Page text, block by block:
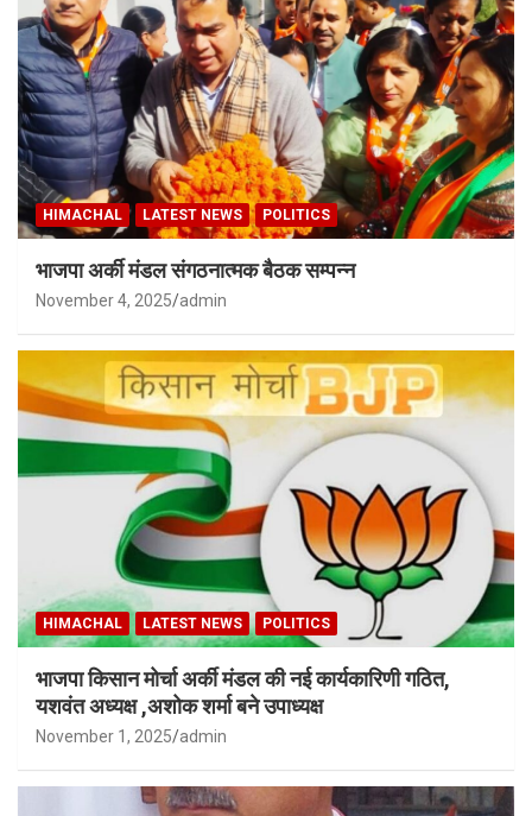
HIMACHAL LATEST NEWS POLITICS
भाजपा अर्की मंडल संगठनात्मक बैठक सम्पन्न
November 4, 2025 admin
HIMACHAL LATEST NEWS POLITICS
भाजपा किसान मोर्चा अर्की मंडल की नई कार्यकारिणी गठित,
यशवंत अध्यक्ष ,अशोक शर्मा बने उपाध्यक्ष
November 1, 2025 admin